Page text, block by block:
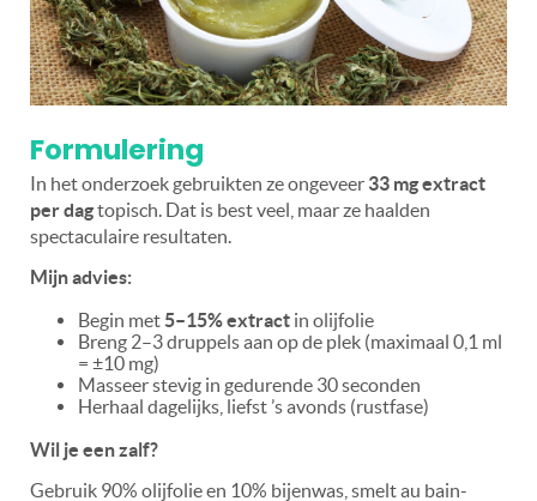
Formulering
In het onderzoek gebruikten ze ongeveer 33 mg extract
per dagtopisch. Dat is best veel, maar ze haalden
spectaculaire resultaten.
Mijn advies:
Begin met5–15% extract in olijfolie
Breng 2–3 druppels aan op de plek (maximaal 0,1 ml
= ±10 mg)
Masseer stevig in gedurende 30 seconden
Herhaal dagelijks, liefst ’s avonds (rustfase)
Wil je een zalf?
Gebruik 90% olijfolie en 10% bijenwas, smelt au bain-